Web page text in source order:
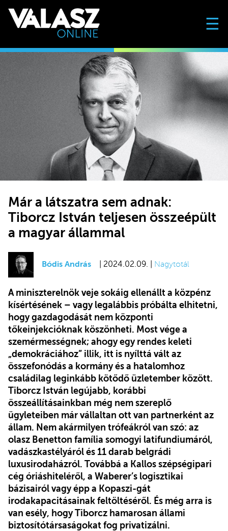
☰
Már a látszatra sem adnak:
Tiborcz István teljesen összeépült
a magyar állammal
Bódis András | 2024.02.09. | Nagytotál
A miniszterelnök veje sokáig ellenállt a közpénz
kísértésének – vagy legalábbis próbálta elhitetni,
hogy gazdagodását nem központi
tőkeinjekcióknak köszönheti. Most vége a
szemérmességnek; ahogy egy rendes keleti
„demokráciához” illik, itt is nyílttá vált az
összefonódás a kormány és a hatalomhoz
családilag leginkább kötődő üzletember között.
Tiborcz István legújabb, korábbi
összeállításainkban még nem szereplő
ügyleteiben már vállaltan ott van partnerként az
állam. Nem akármilyen trófeákról van szó: az
olasz Benetton família somogyi latifundiumáról,
vadászkastélyáról és 11 darab belgrádi
luxusirodaházról. Továbbá a Kallos szépségipari
cég óriáshiteléről, a Waberer’s logisztikai
bázisairól vagy épp a Kopaszi-gát
irodakapacitásainak feltöltéséről. És még arra is
van esély, hogy Tiborcz hamarosan állami
biztosítótársaságokat fog privatizálni.